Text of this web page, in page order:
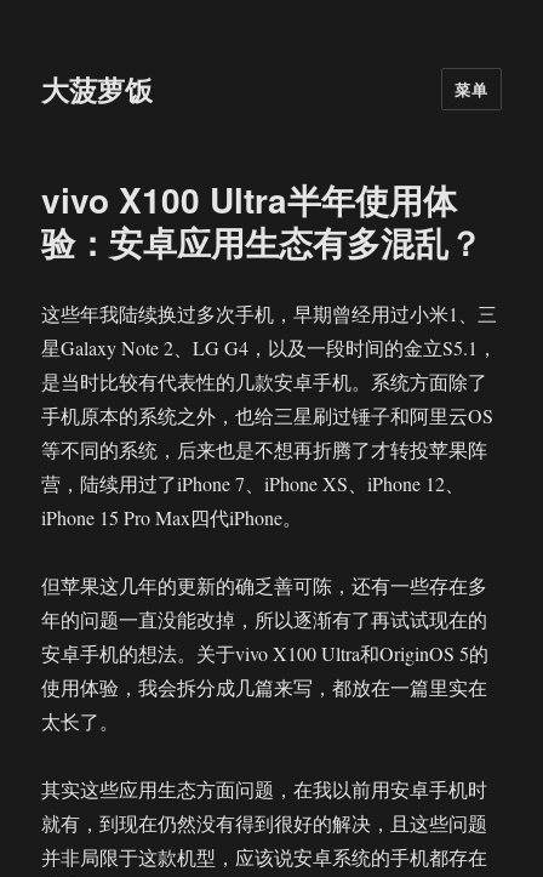
大菠萝饭 菜单
vivo X100 Ultra半年使用体
验：安卓应用生态有多混乱？
这些年我陆续换过多次手机，早期曾经用过小米1、三
星Galaxy Note 2、LG G4，以及一段时间的金立S5.1，
是当时比较有代表性的几款安卓手机。系统方面除了
手机原本的系统之外，也给三星刷过锤子和阿里云OS
等不同的系统，后来也是不想再折腾了才转投苹果阵
营，陆续用过了iPhone 7、iPhone XS、iPhone 12、
iPhone 15 Pro Max四代iPhone。
但苹果这几年的更新的确乏善可陈，还有一些存在多
年的问题一直没能改掉，所以逐渐有了再试试现在的
安卓手机的想法。关于vivo X100 Ultra和OriginOS 5的
使用体验，我会拆分成几篇来写，都放在一篇里实在
太长了。
其实这些应用生态方面问题，在我以前用安卓手机时
就有，到现在仍然没有得到很好的解决，且这些问题
并非局限于这款机型，应该说安卓系统的手机都存在